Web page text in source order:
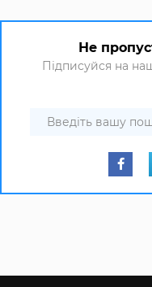
Не
Підписуйся на